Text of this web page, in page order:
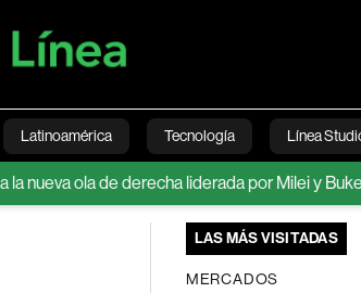
Latinoamérica Tecnología Línea
Mundo Videos English
ola de derecha liderada por Milei y Bukele
LAS MÁS VISITADAS
MERCADOS